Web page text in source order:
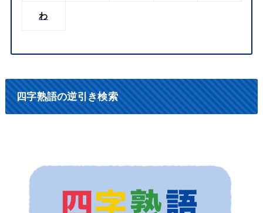
わ
四字熟語の逆引き検索